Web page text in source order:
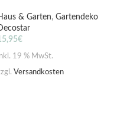
& Garten, Gartendeko
€
19 % MwSt.
Versandkosten